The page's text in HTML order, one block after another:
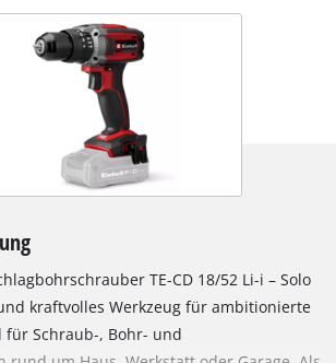
TE-CD 18/52 Li-i – Solo
kraftvolles Werkzeug für ambitionierte
für Schraub-, Bohr- und